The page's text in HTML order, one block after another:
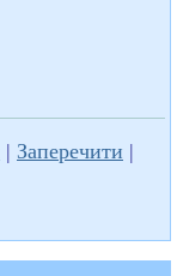
| Заперечити |